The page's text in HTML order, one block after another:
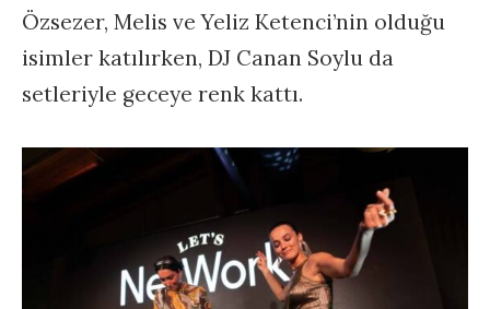
Özsezer, Melis ve Yeliz Ketenci’nin olduğu
isimler katılırken, DJ Canan Soylu da
setleriyle geceye renk kattı.